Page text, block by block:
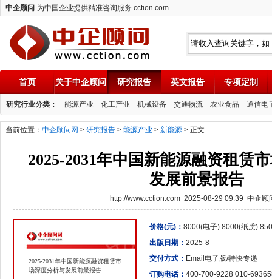
中企顾问-为中国企业提供精准咨询服务 cction.com
中企顾问
首页 关于中企顾问 研究报告 英文报告 专项定制
研究行业分类： 能源产业 化工产业 机械设备 交通物流 农业食品 通信电
当前位置： 中企顾问网 > 研究报告 > 能源产业 > 新能源 > 正文
2025-2031年中国新能源融资租赁
发展前景报告
http://www.cction.com 2025-08-29 09:39 中企顾
2025-2031年中国新能源融资租赁市
场深度分析与发展前景报告
价格(元)： 8000(电子) 8000(纸质)
出版日期： 2025-8
交付方式： Email电子版/特快专递
订购电话： 400-700-9228 010-